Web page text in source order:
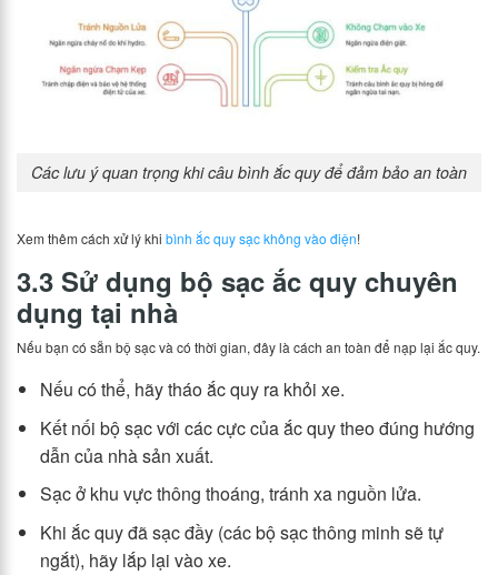
Các lưu ý quan trọng khi câu bình ắc quy để đảm bảo an toàn
Xem thêm cách xử lý khi bình ắc quy sạc không vào điện!
3.3 Sử dụng bộ sạc ắc quy chuyên
dụng tại nhà
Nếu bạn có sẵn bộ sạc và có thời gian, đây là cách an toàn để nạp lại ắc quy.
Nếu có thể, hãy tháo ắc quy ra khỏi xe.
Kết nối bộ sạc với các cực của ắc quy theo đúng hướng
dẫn của nhà sản xuất.
Sạc ở khu vực thông thoáng, tránh xa nguồn lửa.
Khi ắc quy đã sạc đầy (các bộ sạc thông minh sẽ tự
ngắt), hãy lắp lại vào xe.